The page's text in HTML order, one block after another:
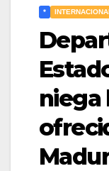
*
niega